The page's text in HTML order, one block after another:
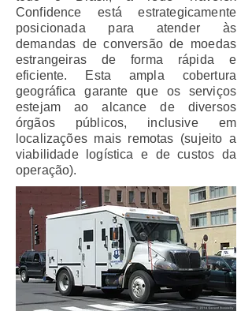
Confidence está estrategicamente
posicionada para atender às
demandas de conversão de moedas
estrangeiras de forma rápida e
eficiente. Esta ampla cobertura
geográfica garante que os serviços
estejam ao alcance de diversos
órgãos públicos, inclusive em
localizações mais remotas (sujeito a
viabilidade logística e de custos da
operação).